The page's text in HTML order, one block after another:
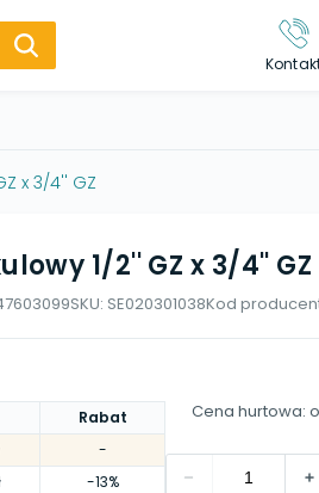
x 3/4'' GZ
1/2'' GZ x 3/4'' GZ
SKU: SE020301038Kod
Rabat
-
-13%
Cena hurtowa: